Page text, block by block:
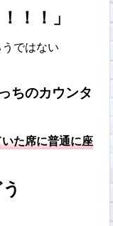
！！」
ではない
ちのカウンタ
た席に普通に座